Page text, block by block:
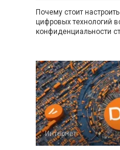
Почему стоит
цифровых технологий
конфиденциальности
Интернет